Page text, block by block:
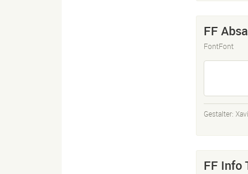
FF
FontFont
Gestalter:
FF Info